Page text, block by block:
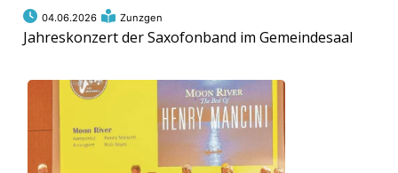
04.06.2026 Zunzgen
Jahreskonzert der Saxofonband im Gemeindesaal